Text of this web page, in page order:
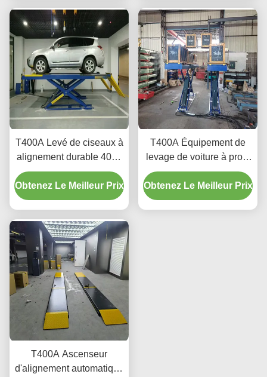
T400A Levé de ciseaux à
alignement durable 4000
kg avec levage en
douceur
Obtenez Le Meilleur Prix
T400A Équipement de
levage de voiture à profil
ultra bas pour
l'alignement et l'entretien
Obtenez Le Meilleur Prix
T400A Ascenseur
d'alignement automatique